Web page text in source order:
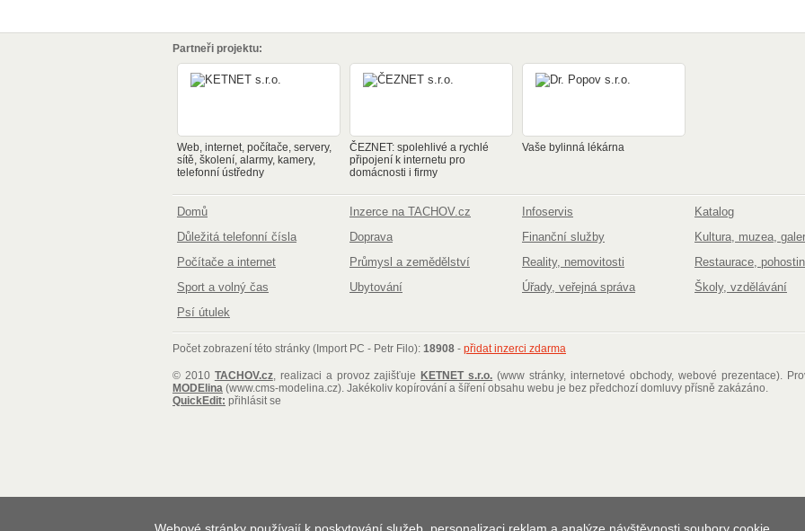
Partneři projektu:
Web, internet, počítače, servery,
sítě, školení, alarmy, kamery,
telefonní ústředny
ČEZNET: spolehlivé a rychlé
připojení k internetu pro
domácnosti i firmy
Vaše bylinná lékárna
Domů Inzerce na TACHOV.cz Infoservis Katalog
Důležitá telefonní čísla
Doprava Finanční služby Kultura, muzea,
Počítače a internet
Průmysl a zemědělství Reality, nemovitosti Restaurace,
Sport a volný čas
Ubytování Úřady, veřejná správa Školy, vzdělávání
Psí útulek
Počet zobrazení této stránky (Import PC - Petr Filo): 18908 - přidat inzerci zdarma
© 2010 TACHOV.cz, realizaci a provoz zajišťuje KETNET s.r.o. (www stránky, internetové obchody, webové prezentace).
MODElina (www.cms-modelina.cz). Jakékoliv kopírování a šíření obsahu webu je bez předchozí domluvy přísně zakázáno.
QuickEdit: přihlásit se